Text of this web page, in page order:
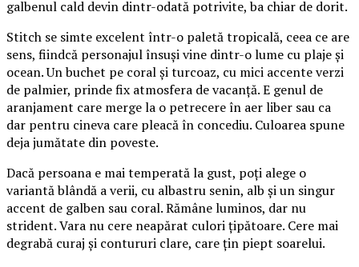
galbenul cald devin dintr-odată potrivite, ba chiar de dorit.
Stitch se simte excelent într-o paletă tropicală, ceea ce are
sens, fiindcă personajul însuși vine dintr-o lume cu plaje și
ocean. Un buchet pe coral și turcoaz, cu mici accente verzi
de palmier, prinde fix atmosfera de vacanță. E genul de
aranjament care merge la o petrecere în aer liber sau ca
dar pentru cineva care pleacă în concediu. Culoarea spune
deja jumătate din poveste.
Dacă persoana e mai temperată la gust, poți alege o
variantă blândă a verii, cu albastru senin, alb și un singur
accent de galben sau coral. Rămâne luminos, dar nu
strident. Vara nu cere neapărat culori țipătoare. Cere mai
degrabă curaj și contururi clare, care țin piept soarelui.